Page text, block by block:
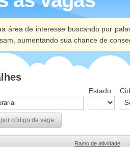
área de interesse buscando por
aumentando sua chance de
Estado:
por código da vaga
Ramo de atividade